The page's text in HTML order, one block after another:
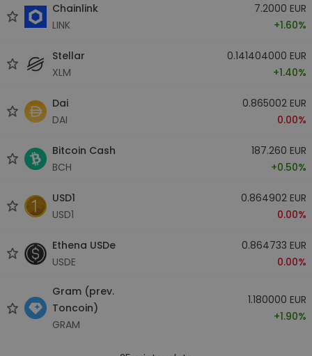
Chainlink
LINK
7.2000 EUR
+1.60%
Stellar
XLM
0.141404000 EUR
+1.40%
Dai
DAI
0.865002 EUR
0.00%
Bitcoin Cash
BCH
187.260 EUR
+0.50%
USD1
USD1
0.864902 EUR
0.00%
Ethena USDe
USDE
0.864733 EUR
0.00%
Gram (prev.
Toncoin)
GRAM
1.180000 EUR
+1.90%